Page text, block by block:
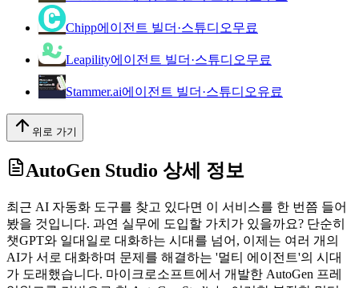
Chipp에이전트 빌더·스튜디오무료
Leapility에이전트 빌더·스튜디오무료
Stammer.ai에이전트 빌더·스튜디오유료
위로 가기
AutoGen Studio 상세 정보
최근 AI 자동화 도구를 찾고 있다면 이 서비스를 한 번쯤 들어
봤을 것입니다. 과연 실무에 도입할 가치가 있을까요? 단순히
챗GPT와 일대일로 대화하는 시대를 넘어, 이제는 여러 개의
AI가 서로 대화하며 문제를 해결하는 '멀티 에이전트'의 시대
가 도래했습니다. 마이크로소프트에서 개발한 AutoGen 프레